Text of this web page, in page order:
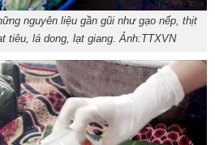
nguyên liệu gần gũi như gạo nếp, thịt
tiêu, lá dong, lạt giang. Ảnh:TTXVN